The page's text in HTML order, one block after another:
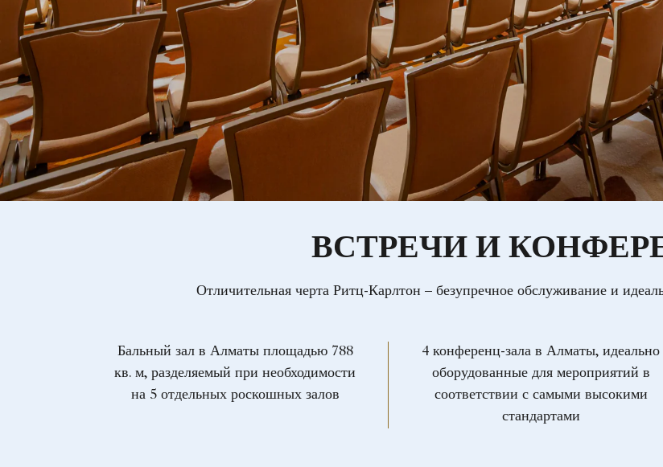
ВСТРЕЧИ И
Отличительная черта Ритц-Карлтон – безупречное обслуживание и
Бальный зал в Алматы площадью 788
кв. м, разделяемый при необходимости
на 5 отдельных роскошных залов
4 конференц-зала в Алматы, идеально
оборудованные для мероприятий в
соответствии с самыми высокими
стандартами